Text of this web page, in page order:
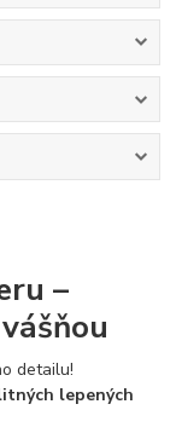
–
detailu!
lepených